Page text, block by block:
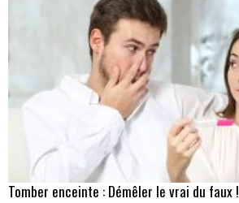
Tomber enceinte : Démêler le vrai du faux !